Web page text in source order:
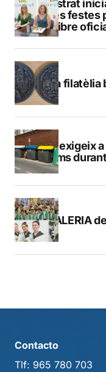
Finestrat
seues festes
del llibre
La filatèlia
Calp exigeix
mínims
GALERIA
Contacto
Tlf: 965 780 703